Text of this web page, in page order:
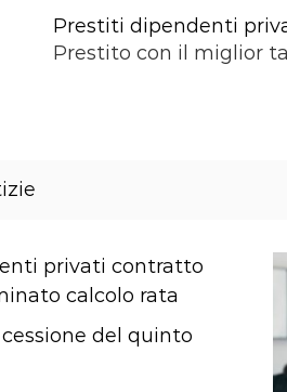
Prestiti dipendenti
Prestito con il miglior
privati contratto
calcolo rata
del quinto